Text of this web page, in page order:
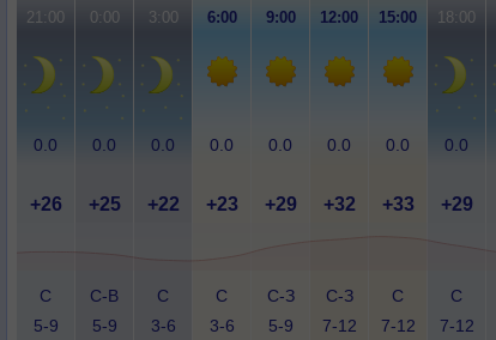
21:00 0:00 3:00 6:00 9:00 12:00 15:00 18:00
0.0 0.0 0.0 0.0 0.0 0.0 0.0 0.0
+26 +25 +22 +23 +29 +32 +33 +29
С
5-9
С-В
5-9
С
3-6
С
3-6
С-З
5-9
С-З
7-12
С
7-12
С
7-12